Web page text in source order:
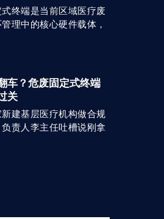
终端是当前区域医疗废
理中的核心硬件载体，
车？危废固定式终端
关
建基层医疗机构做合规
责人李主任吐槽说刚拿